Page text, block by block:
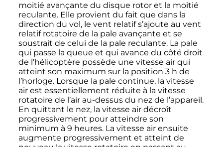
moitié avançante du disque rotor et la moitié
reculante. Elle provient du fait que dans la
direction du vol, le vent relatif s’ajoute au vent
relatif rotatoire de la pale avançante et se
soustrait de celui de la pale reculante. La pale
qui passe la queue et qui avance du côté droit
de l’hélicoptère possède une vitesse air qui
atteint son maximum sur la position 3 h de
l’horloge. Lorsque la pale continue, la vitesse
air est essentiellement réduite à la vitesse
rotatoire de l’air au-dessus du nez de l’appareil.
En quittant le nez, la vitesse air décroît
progressivement pour atteindre son
minimum à 9 heures. La vitesse air ensuite
augmente progressivement et atteint de